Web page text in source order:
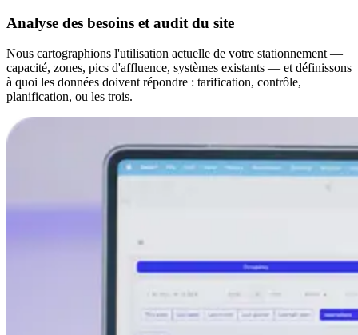
Analyse des besoins et audit du site
Nous cartographions l'utilisation actuelle de votre stationnement —
capacité, zones, pics d'affluence, systèmes existants — et définissons
à quoi les données doivent répondre : tarification, contrôle,
planification, ou les trois.